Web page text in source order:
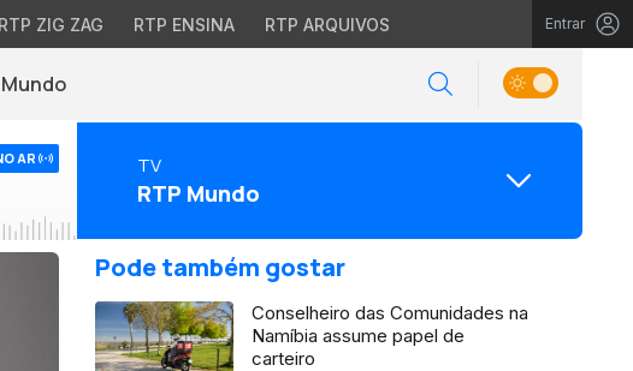
RTP ZIG ZAG RTP ENSINA RTP ARQUIVOS Entrar
Mundo
AR TV
RTP Mundo
Pode também gostar
Conselheiro das Comunidades na
Namíbia assume papel de
carteiro